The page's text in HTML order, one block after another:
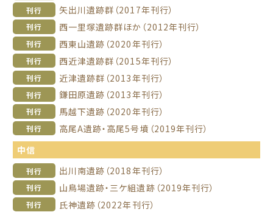
刊行 矢出川遺跡群（2017年刊行）
刊行 西一里塚遺跡群ほか（2012年刊行）
刊行 西東山遺跡（2020年刊行）
刊行 西近津遺跡群（2015年刊行）
刊行 近津遺跡群（2013年刊行）
刊行 鎌田原遺跡（2013年刊行）
刊行 馬越下遺跡（2020年刊行）
刊行
高尾A遺跡・高尾5号墳（2019年刊行）
中信
刊行 出川南遺跡（2018年刊行）
刊行 山鳥場遺跡・三ケ組遺跡（2019年刊行）
刊行 氏神遺跡（2022年刊行）